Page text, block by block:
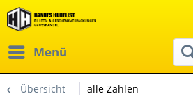
Menü
Übersicht alle Zahlen